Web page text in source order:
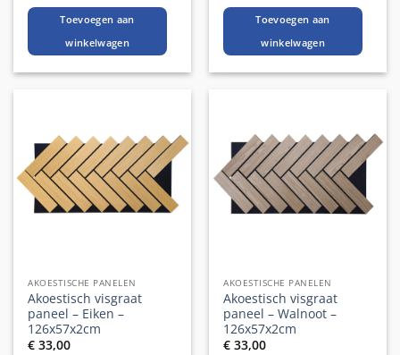
€ 46,00.€ 41,40.
Toevoegen aan
winkelwagen
€ 46,00.€ 41,40.
Toevoegen aan
winkelwagen
AKOESTISCHE PANELEN
Akoestisch visgraat
paneel – Eiken –
126x57x2cm
€ 33,00
AKOESTISCHE PANELEN
Akoestisch visgraat
paneel – Walnoot –
126x57x2cm
€ 33,00